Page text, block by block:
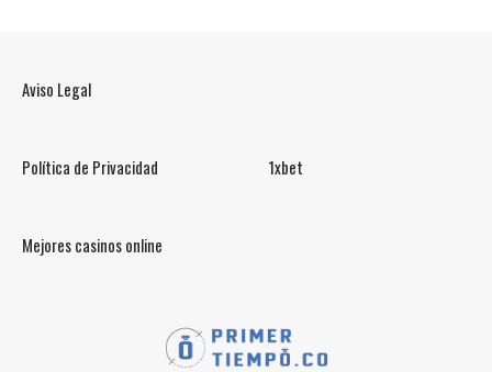
Aviso Legal
Política de Privacidad 1xbet
Mejores casinos online